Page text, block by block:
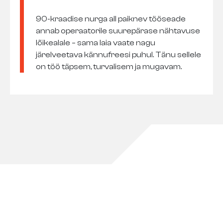
90-kraadise nurga all paiknev tööseade
annab operaatorile suurepärase nähtavuse
lõikealale – sama laia vaate nagu
järelveetava kännufreesi puhul. Tänu sellele
on töö täpsem, turvalisem ja mugavam.